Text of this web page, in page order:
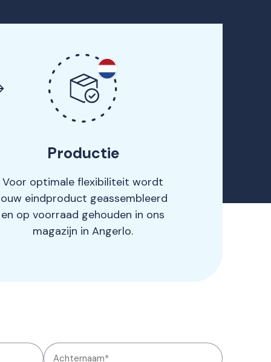
Productie
Voor optimale flexibiliteit wordt
eindproduct geassembleerd
en op voorraad gehouden in ons
magazijn in Angerlo.